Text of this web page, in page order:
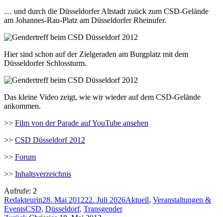
… und durch die Düsseldorfer Altstadt zuück zum CSD-Gelände
am Johannes-Rau-Platz am Düsseldorfer Rheinufer.
Hier sind schon auf der Zielgeraden am Burgplatz mit dem
Düsseldorfer Schlossturm.
Das kleine Video zeigt, wie wir wieder auf dem CSD-Gelände
ankommen.
>> Film von der Parade auf YouTube ansehen
>> CSD Düsseldorf 2012
>> Forum
>> Inhaltsverzeichnis
Aufrufe: 2
Autor
RedakteurinVeröffentlicht
am
28. Mai 201222. Juli 2026Kategorien
Aktuell, Veranstaltungen &
EventsSchlagwörter
CSD, Düsseldorf, Transgender